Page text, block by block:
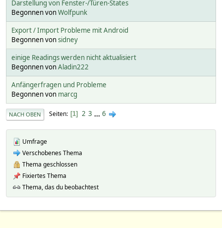
Darstellung von Fenster-/Türen-States
Begonnen vonWolfpunk
Export / Import Probleme mit Android
Begonnen vonsidney
einige Readings werden nicht aktualisiert
Begonnen vonAladin222
Anfängerfragen und Probleme
Begonnen von marcg
NACH OBEN Seiten 1 2 3 ... 6
Umfrage
Verschobenes Thema
Thema geschlossen
Fixiertes Thema
Thema, das du beobachtest